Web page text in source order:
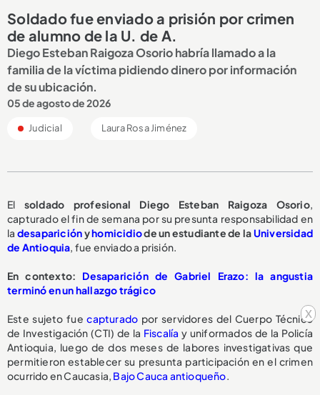
x
Soldado fue enviado a prisión por crimen
de alumno de la U. de A.
Diego Esteban Raigoza Osorio habría llamado a la
familia de la víctima pidiendo dinero por información
de su ubicación.
05 de agosto de 2026
Judicial Laura Rosa Jiménez
El soldado profesional Diego Esteban Raigoza Osorio,
capturado el fin de semana por su presunta responsabilidad en
la desapariciónyhomicidiode un estudiante de laUniversidad
de Antioquia, fue enviado a prisión.
En contexto: Desaparición de Gabriel Erazo: la angustia
terminó en un hallazgo trágico
Este sujeto fuecapturado por servidores del Cuerpo Técnico
de Investigación (CTI) de la Fiscalía y uniformados de la Policía
Antioquia, luego de dos meses de labores investigativas que
permitieron establecer su presunta participación en el crimen
ocurrido en Caucasia, Bajo Cauca antioqueño.